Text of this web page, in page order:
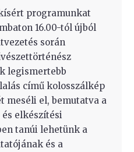
programunkat
16.00-tól újból
során
legismertebb
című kolosszálkép
meséli el, bemutatva a
elkészítési
tanúi lehetünk a
és a